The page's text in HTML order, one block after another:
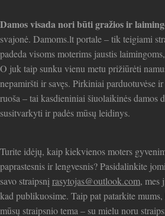
Damos visada nori būti gražios ir
svajonė. Damoms.lt portale – tik teigiami
padeda visoms moterims jaustis
O juk taip sunku vienu metu prižiūrėti
nepamiršti ir savęs. Pirkiniai parduotuvėse
ruoša – tai kasdieniniai šiuolaikinės damos
susitvarkyti ir padės mūsų leidinys.
Turite idėjų, kaip kiekvienos moters
paprastesnis ir lengvesnis? Pasidalinkite
savo straipsnį rasytojas@outlook.com, mes
kad publikuosime. Taip pat patarkite
mūsų straipsnio tema – su mielu noru